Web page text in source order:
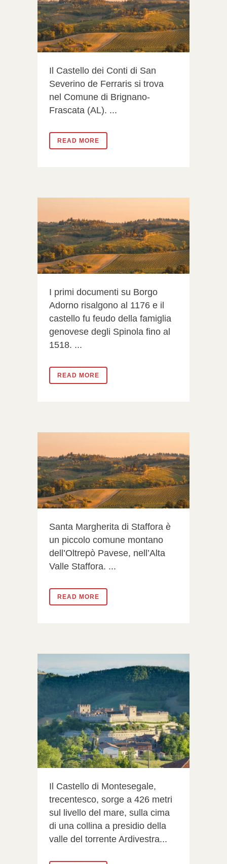
Il Castello dei Conti di San
Severino de Ferraris si trova
nel Comune di Brignano-
Frascata (AL). ...
READ MORE
I primi documenti su Borgo
Adorno risalgono al 1176 e il
castello fu feudo della famiglia
genovese degli Spinola fino al
1518. ...
READ MORE
Santa Margherita di Staffora è
un piccolo comune montano
dell’Oltrepò Pavese, nell’Alta
Valle Staffora. ...
READ MORE
Il Castello di Montesegale,
trecentesco, sorge a 426 metri
sul livello del mare, sulla cima
di una collina a presidio della
valle del torrente Ardivestra...